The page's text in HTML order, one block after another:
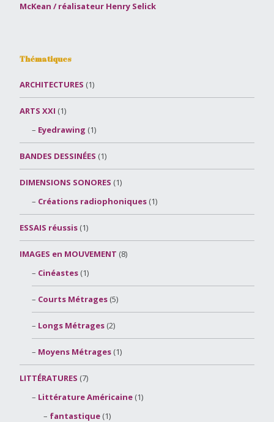
McKean / réalisateur Henry Selick
Thématiques
ARCHITECTURES (1)
ARTS XXI (1)
Eyedrawing (1)
BANDES DESSINÉES (1)
DIMENSIONS SONORES (1)
Créations radiophoniques(1)
ESSAIS réussis (1)
IMAGES en MOUVEMENT (8)
Cinéastes(1)
Courts Métrages(5)
Longs Métrages(2)
Moyens Métrages(1)
LITTÉRATURES (7)
Littérature Américaine(1)
fantastique (1)